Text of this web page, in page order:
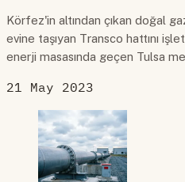
Körfez'in altından çıkan doğal
evine taşıyan Transco hattını
enerji masasında geçen Tulsa
21 May 2023